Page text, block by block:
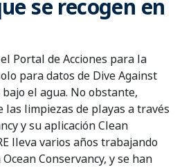
se recogen en
el Portal de Acciones para la
para datos de Dive Against
el agua. No obstante,
las limpiezas de playas a través
y su aplicación Clean
lleva varios años trabajando
Conservancy, y se han